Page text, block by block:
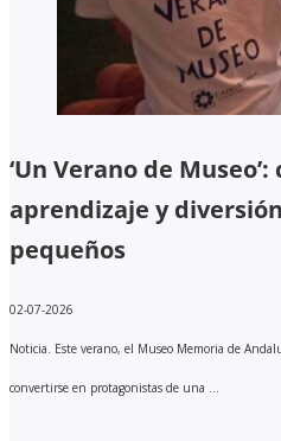
‘Un Verano de
aprendizaje y
pequeños
02-07-2026
Noticia. Este verano, el Museo Memoria de
convertirse en protagonistas de una ...